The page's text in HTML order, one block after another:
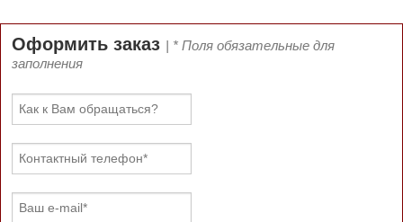
Оформить заказ | * Поля обязательные для
заполнения